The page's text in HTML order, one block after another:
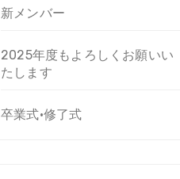
新メンバー
2025年度もよろしくお願いい
たします
卒業式•修了式